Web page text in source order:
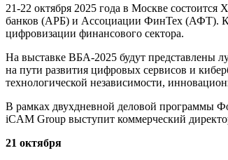
21-22 октября 2025 года в Москве
банков (АРБ) и Ассоциации ФинТех (АФТ).
цифровизации финансового сектора.
На выставке ВБА-2025 будут представлены
на пути развития цифровых сервисов и
технологической независимости,
В рамках двухдневной деловой программы
iCAM Group выступит коммерческий
21 октября